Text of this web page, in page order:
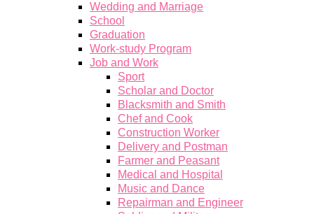
Wedding and Marriage
School
Graduation
Work-study Program
Job and Work
Sport
Scholar and Doctor
Blacksmith and Smith
Chef and Cook
Construction Worker
Delivery and Postman
Farmer and Peasant
Medical and Hospital
Music and Dance
Repairman and Engineer